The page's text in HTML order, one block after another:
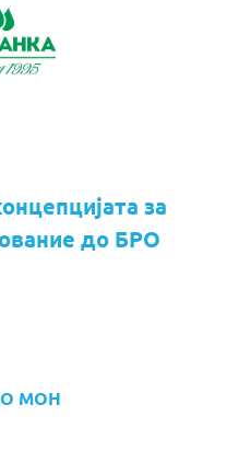
за
до БРО
МОН